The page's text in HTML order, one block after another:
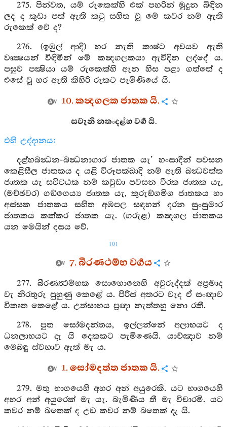
275. පින්වත, යම් රුකෙක්හි එක් පහරින් මුදුන බිඳින
ලද ද කුඩා පත් ඇති කටු සහිත වූ මේ කවර නම් ඇති
රුකෙක් වේ ද?
276. (ඉඹුල් ආදි) හර නැති කාෂ්ට අවයව ඇති
වෘක්‍ෂයන් විඳිමින් මේ කන්‍දගලකයා ඇවිදින ලද්දේ ය.
පසුව පක්‍ෂියා යම් රුකෙක්හි ඇන හිස පළා ගත්තේ ද
එසේ වූ හර ඇති කිහිරි රුකට පැමිණියේ යි.
10. කන්‍දගලක ජාතක යි.
සවැනි නතංදළ්හ වර්‍ග යි.
එහි උද්දානය:
දළ්හබන්‍ධන-බන්‍ධනාගාර ජාතක යැ’ හංසාදීන් පවසන
කෙළිසීල ජාතකය ද යළි විරූපක්ඛාදි නම් ඇති ඛන්‍ධවත්ත
ජාතක යැ සවිට්ඨක නම් කවුඩා පවසන වීරක ජාතක යැ,
(මච්ඡවර) ගඞ්ගෙය්‍ය ජාතක යැ, කුරුඞ්ගමිග ජාතකය හා
අස්සක ජාතකය සහිත අඹපල සඳහන් දරන සුංසුමාර
ජාතකය කක්කර ජාතක යැ. (ගරුළ) කන්‍දගල ජාතකය
යන මෙයින් දසය වේ.
101
7. බීරණථම්භ වර්‍ගය
277. බීරණත්‍ථම්භක සොහොනෙහි අවුරුද්දක් අප්‍රමාද
වැ නිරතුරු පුහුණු කෙළේ ය. පිරිස් අතරට වැද ඒ සංඥාව
විකෘත කෙළේ ය. උත්සාහය ප්‍රඥා නැත්තහු නො රකී.
278. පුත සෝමදන්තය, ඉල්ලන්නේ අලාභයට ද
ධනලාභයට දැ යි දෙකකට පැමිණෙයි. යාච්ඤාව නම්
මෙබඳු ස්වභාව ඇත් මැ ය.
1. සෝමදත්ත ජාතක යි.
279. මතු භාගයෙහි අහර අන් අයුරෙකි. යට භාගයෙහි
අහර අන් අයුරෙක් මැ යැ. බැමිණිය තී මැ විචාරමි. යට
කවර නම් බතෙක් ද උඩ කවර නම් බතෙක් දැ යි.